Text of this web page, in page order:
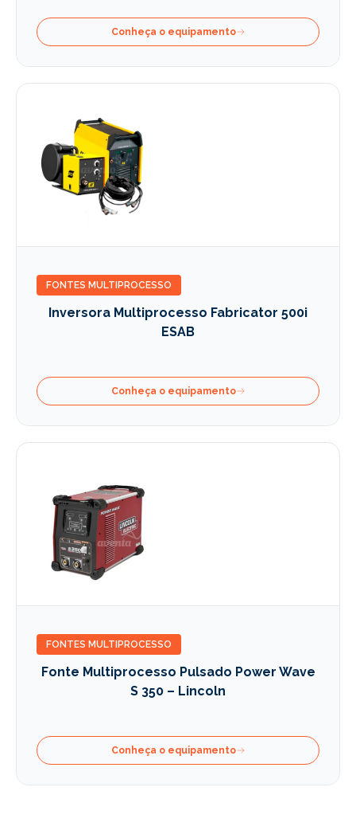
Conheça o equipamento
FONTES MULTIPROCESSO
Inversora Multiprocesso Fabricator 500i
ESAB
Conheça o equipamento
FONTES MULTIPROCESSO
Fonte Multiprocesso Pulsado Power Wave
S 350 – Lincoln
Conheça o equipamento